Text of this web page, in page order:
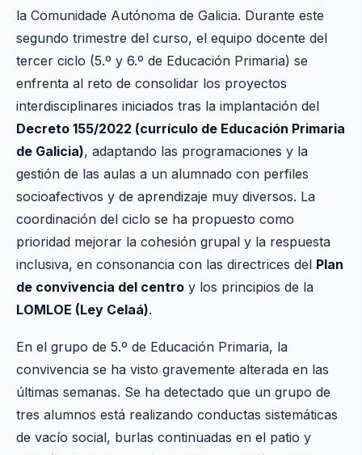
la Comunidade Autónoma de Galicia. Durante este
segundo trimestre del curso, el equipo docente del
tercer ciclo (5.º y 6.º de Educación Primaria) se
enfrenta al reto de consolidar los proyectos
interdisciplinares iniciados tras la implantación del
Decreto 155/2022 (currículo de Educación Primaria
de Galicia), adaptando las programaciones y la
gestión de las aulas a un alumnado con perfiles
socioafectivos y de aprendizaje muy diversos. La
coordinación del ciclo se ha propuesto como
prioridad mejorar la cohesión grupal y la respuesta
inclusiva, en consonancia con las directrices del Plan
de convivencia del centro y los principios de la
LOMLOE (Ley Celaá).
En el grupo de 5.º de Educación Primaria, la
convivencia se ha visto gravemente alterada en las
últimas semanas. Se ha detectado que un grupo de
tres alumnos está realizando conductas sistemáticas
de vacío social, burlas continuadas en el patio y